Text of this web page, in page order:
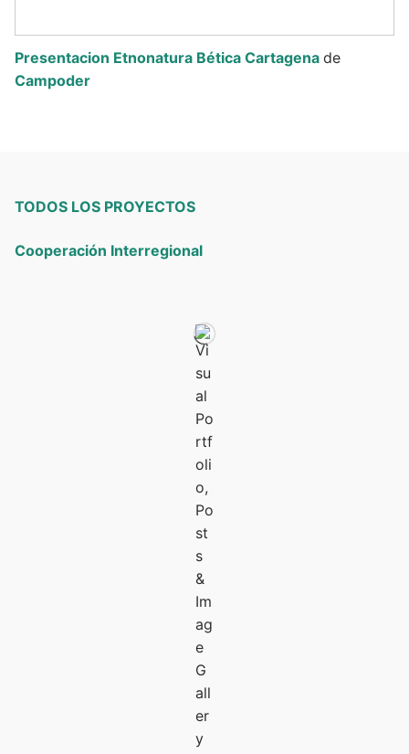
Presentacion Etnonatura Bética Cartagena de
Campoder
TODOS LOS PROYECTOS
Cooperación Interregional